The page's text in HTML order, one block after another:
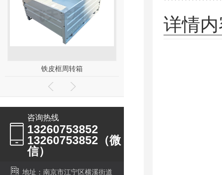
铁皮框周转箱
咨询热线
13260753852
13260753852（微
信）
地址：南京市江宁区横溪街道
详情